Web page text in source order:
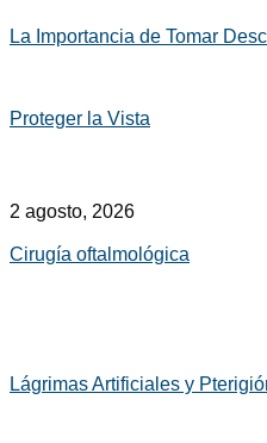
La Importancia de Tomar
Proteger la Vista
2 agosto, 2026
Cirugía oftalmológica
Lágrimas Artificiales y